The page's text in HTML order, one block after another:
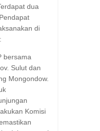
dua
di
bersama
Sulut dan
Mongondow.
Komisi